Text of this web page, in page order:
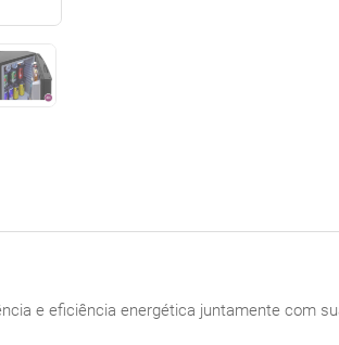
e eficiência energética juntamente com